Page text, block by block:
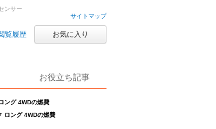
サイトマップ
覧履歴 お気に入り
お役立ち記事
ング 4WDの燃費
ロング 4WDの燃費
ンサー